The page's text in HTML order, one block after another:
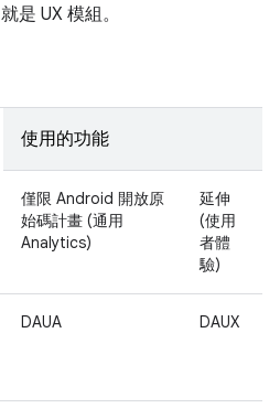
就是 UX 模組。
使用的功能
僅限 Android 開放原
始碼計畫 (通用
Analytics)
延伸
(使用
者體
驗)
DAUA DAUX